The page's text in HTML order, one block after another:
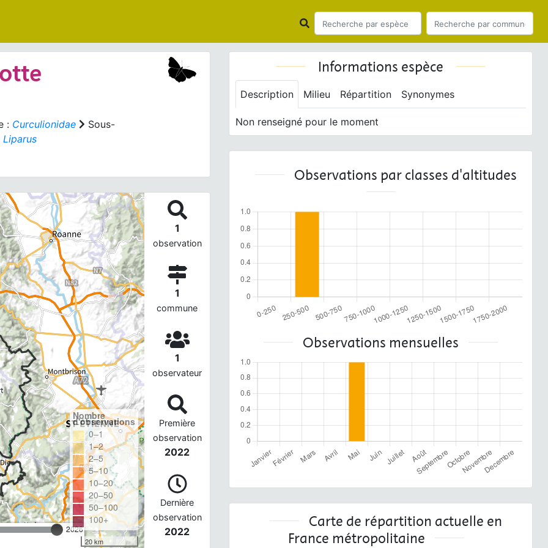
: Curculionidae
Sous-
Liparus
2026
Nombre
d'observations
0–1
1–2
2–5
5–10
10–20
20–50
50–100
100+
20 km
1
observation
1
commune
1
observateur
Première
observation
2022
Dernière
observation
2022
Informations espèce
Description Milieu Répartition Synonymes
Non renseigné pour le moment
Observations par classes d'altitudes
Observations mensuelles
Carte de répartition actuelle en
France métropolitaine